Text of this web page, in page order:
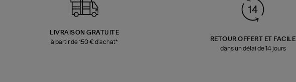
LIVRAISON GRATUITE
à partir de 150 € d'achat*
RETOUR OFFERT ET FACILE
dans un délai de 14 jours